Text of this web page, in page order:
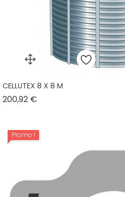
CELLUTEX 8 X 8 M
200,92 €
Promo !